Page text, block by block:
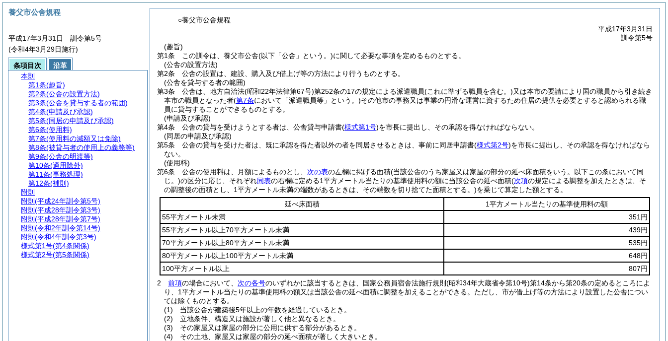
○養父市公舎規程
平成17年3月31日
訓令第5号
(趣旨)
第1条
この訓令は、養父市公舎(以下「公舎」という。)に関して必要な事項を定めるものとする。
(公舎の設置方法)
第2条
公舎の設置は、建設、購入及び借上げ等の方法により行うものとする。
(公舎を貸与する者の範囲)
第3条
公舎は、地方自治法(昭和22年法律第67号)第252条の17の規定による派遣職員(これに準ずる職員を含む。)又は本市の要請により国の職員から引き続き
本市の職員となった者(第7条において「派遣職員等」という。)その他市の事務又は事業の円滑な運営に資するため住居の提供を必要とすると認められる職
員に貸与することができるものとする。
(申請及び承認)
第4条
公舎の貸与を受けようとする者は、公舎貸与申請書(様式第1号)を市長に提出し、その承認を得なければならない。
(同居の申請及び承認)
第5条
公舎の貸与を受けた者は、既に承認を得た者以外の者を同居させるときは、事前に同居申請書(様式第2号)を市長に提出し、その承認を得なければなら
ない。
(使用料)
第6条
公舎の使用料は、月額によるものとし、 次の表の左欄に掲げる面積(当該公舎のうち家屋又は家屋の部分の延べ床面積をいう。以下この条において同
じ。)の区分に応じ、それぞれ同表の右欄に定める1平方メートル当たりの基準使用料の額に当該公舎の延べ面積(次項の規定による調整を加えたときは、そ
の調整後の面積とし、1平方メートル未満の端数があるときは、その端数を切り捨てた面積とする。)を乗じて算定した額とする。
延べ床面積
1平方メートル当たりの基準使用料の額
55平方メートル未満
351円
55平方メートル以上70平方メートル未満
439円
70平方メートル以上80平方メートル未満
535円
80平方メートル以上100平方メートル未満
648円
100平方メートル以上
807円
2
前項の場合において、 次の各号のいずれかに該当するときは、国家公務員宿舎法施行規則 (昭和34年大蔵省令第10号)第14条から第20条の定めるところによ
り、1平方メートル当たりの基準使用料の額又は当該公舎の延べ面積に調整を加えることができる。 ただし、市が借上げ等の方法により設置した公舎につい
ては除くものとする。
(1)
当該公舎が建築後5年以上の年数を経過しているとき。
(2)
立地条件、構造又は施設が著しく他と異なるとき。
(3)
その家屋又は家屋の部分に公用に供する部分があるとき。
(4)
その土地、家屋又は家屋の部分の延べ面積が著しく大きいとき。
養父市公舎規程
平成17年3月31日 訓令第5号
(令和4年3月29日施行)
条項目次
沿革
本則
第1条(趣旨)
第2条(公舎の設置方法)
第3条(公舎を貸与する者の範囲)
第4条(申請及び承認)
第5条(同居の申請及び承認)
第6条(使用料)
第7条(使用料の減額又は免除)
第8条(被貸与者の使用上の義務等)
第9条(公舎の明渡等)
第10条(適用除外)
第11条(事務処理)
第12条(補則)
附則
附則 (平成24年訓令第5号)
附則 (平成28年訓令第3号)
附則 (平成28年訓令第7号)
附則 (令和2年訓令第14号)
附則 (令和4年訓令第3号)
様式第1号(第4条関係)
様式第2号(第5条関係)